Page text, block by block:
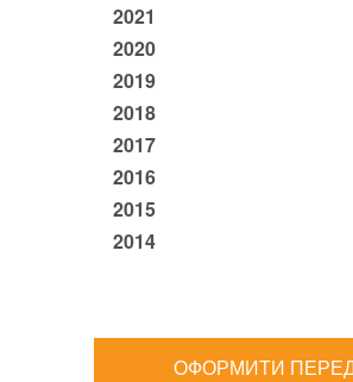
2021
2020
2019
2018
2017
2016
2015
2014
ОФОРМИТИ